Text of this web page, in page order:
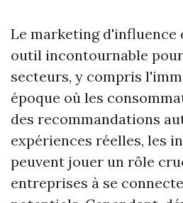
Le marketing d'influence
outil incontournable
secteurs, y compris
époque où les
des recommandations
expériences réelles, les
peuvent jouer un rôle
entreprises à se